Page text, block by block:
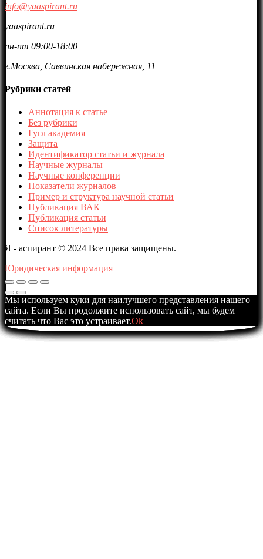
info@yaaspirant.ru
yaaspirant.ru
пн-пт 09:00-18:00
г.Москва, Саввинская набережная, 11
Рубрики статей
Аннотация к статье
Без рубрики
Гугл академия
Защита
Идентификатор статьи и журнала
Научные журналы
Научные конференции
Показатели журналов
Пример и структура научной статьи
Публикация ВАК
Публикация статьи
Список литературы
Я - аспирант © 2024 Все права защищены.
Юридическая информация
Мы используем куки для наилучшего представления нашего
сайта. Если Вы продолжите использовать сайт, мы будем
считать что Вас это устраивает.Ok